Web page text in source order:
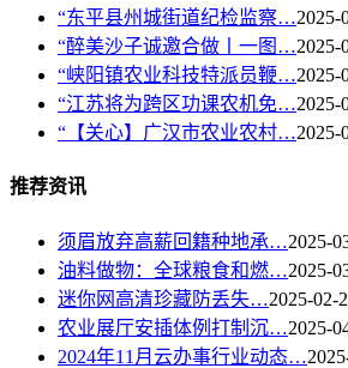
“东平县州城街道纪检监察…2025-
“醉美沙子诚邀合做丨一图…2025-
“峡阳镇农业科技特派员鞭…2025-
“江苏将为跨区功课农机免…2025-
“【关心】广汉市农业农村…2025-
推荐资讯
须眉放弃高薪回籍种地承…2025-
油料做物：全球粮食和燃…2025-
迷你网高清珍藏防丢失…2025-02-
农业展厅安插体例打制沉…2025-
2024年11月云办事行业动态…